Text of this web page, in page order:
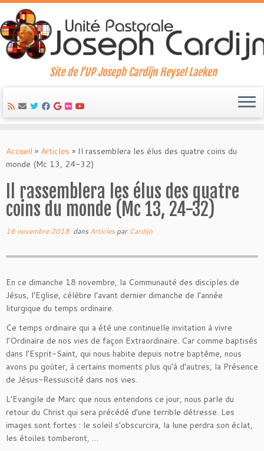
to
content
Site de l'UP Joseph Cardijn Heysel Laeken
Accueil » Articles » Il rassemblera les élus des quatre coins du
monde (Mc 13, 24-32)
Il rassemblera les élus des quatre
coins du monde (Mc 13, 24-32)
16 novembre 2018 dans Articles par Cardijn
En ce dimanche 18 novembre, la Communauté des disciples de
Jésus, l’Eglise, célèbre l’avant dernier dimanche de l’année
liturgique du temps ordinaire.
Ce temps ordinaire qui a été une continuelle invitation à vivre
l’Ordinaire de nos vies de façon Extraordinaire. Car comme baptisés
dans l’Esprit-Saint, qui nous habite depuis notre baptême, nous
avons pu goûter, à certains moments plus qu’à d’autres, la Présence
de Jésus-Ressuscité dans nos vies.
L’Evangile de Marc que nous entendons ce jour, nous parle du
retour du Christ qui sera précédé d’une terrible détresse. Les
images sont fortes : le soleil s’obscurcira, la lune perdra son éclat,
les étoiles tomberont, …